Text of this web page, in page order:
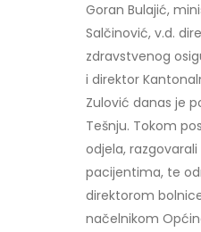
Goran Bulajić,
Salčinović, v.d.
zdravstvenog
i direktor
Zulović danas je
Tešnju. Tokom
odjela,
pacijentima, te
direktorom
načelnikom